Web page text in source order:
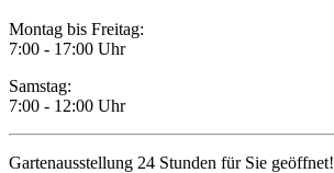
Montag bis Freitag:
7:00 - 17:00 Uhr
Samstag:
7:00 - 12:00 Uhr
Gartenausstellung 24 Stunden für Sie geöffnet!